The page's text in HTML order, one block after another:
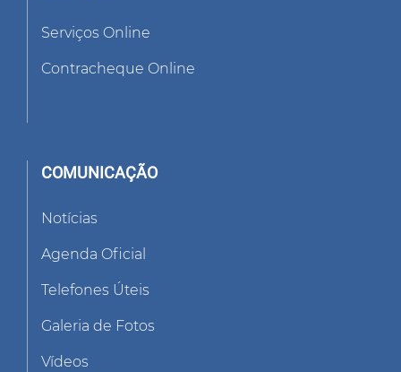
Serviços Online
Contracheque Online
COMUNICAÇÃO
Notícias
Agenda Oficial
Telefones Úteis
Galeria de Fotos
Vídeos